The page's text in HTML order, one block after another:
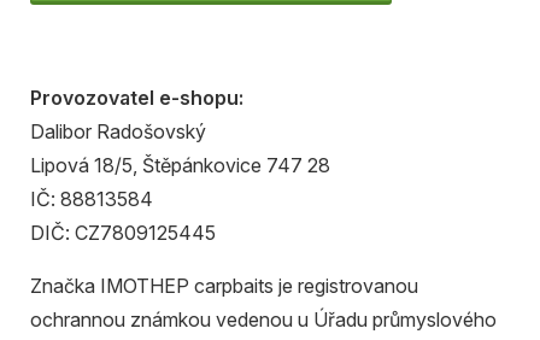
Provozovatel e-shopu:
Dalibor Radošovský
Lipová 18/5, Štěpánkovice 747 28
IČ: 88813584
DIČ: CZ7809125445
Značka IMOTHEP carpbaits je registrovanou
ochrannou známkou vedenou u Úřadu průmyslového